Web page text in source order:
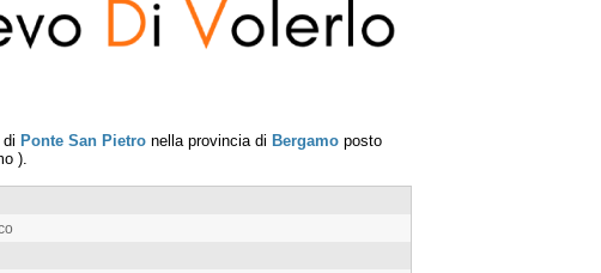
Ponte San Pietro nella provincia di Bergamo posto
).